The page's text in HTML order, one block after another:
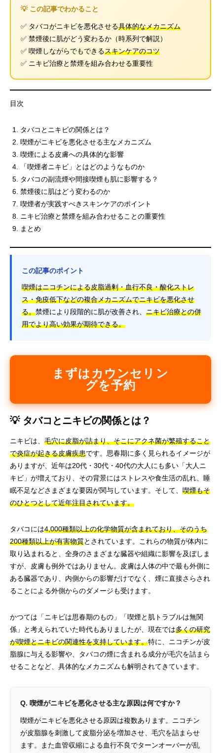
💡 この記事でわかること
✅ タバコがニキビを悪化させる具体的なメカニズム
✅ 禁煙後に肌がどう変わるか（時系列で解説）
✅ 喫煙しながらでもできるスキンケアのコツ
✅ ニキビ治療と禁煙を組み合わせる重要性
目次
タバコとニキビの関係とは？
喫煙がニキビを悪化させる主なメカニズム
喫煙による皮膚への具体的な影響
「喫煙者ニキビ」とはどのようなものか
タバコの副流煙や間接喫煙も肌に影響する？
禁煙後に肌はどう変わるのか
喫煙者が実践すべきスキンケアのポイント
ニキビ治療と禁煙を組み合わせることの重要性
まとめ
この記事のポイント
喫煙はニコチンによる皮脂過剰・血行不良・酸化ストレ
ス・免疫低下などの複合メカニズムでニキビを悪化させ
る。禁煙により段階的に肌が改善され、 ニキビ治療との併
用でより高い効果が期待できる。
まずはカウンセリン
グを予約
💡 タバコとニキビの関係とは？
ニキビは、 毛穴に皮脂が詰まり、そこにアクネ菌が繁殖すること
で炎症が起きる皮膚疾患です。思春期に多く見られるイメージが
ありますが、近年は20代・30代・40代の大人にも多い「大人ニ
キビ」が増えており、その背景にはストレスや食生活の乱れ、睡
眠不足などさまざまな要因が関与しています。そして、 喫煙もそ
のひとつとして近年注目されています。
タバコには4,000種類以上の化学物質が含まれており、そのうち
200種類以上が有害物質とされています。これらの物質が体内に
取り込まれると、全身のさまざまな臓器や組織に影響を及ぼしま
すが、皮膚も例外ではありません。皮膚は人体の中で最も外側に
ある臓器であり、内側からの影響だけでなく、煙に直接さらされ
ることによる外側からのダメージも受けます。
かつては「ニキビは思春期のもの」「喫煙と肌トラブルは無関
係」と考えられていた時代もありましたが、現在では多くの研究
が喫煙とニキビの関連性を支持しています。特に、ニコチンが皮
脂腺に与える影響や、タバコの煙に含まれる成分が毛穴を詰まら
せることなど、具体的なメカニズムも解明されてきています。
Q. 喫煙がニキビを悪化させる主な原因は何ですか？
喫煙がニキビを悪化させる原因は複数あります。ニコチン
が皮脂腺を刺激して皮脂分泌を増加させ、毛穴を詰まらせ
ます。また血管収縮による血行不良でターンオーバーが乱